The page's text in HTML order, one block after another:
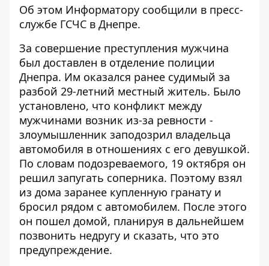
Об этом Информатору сообщили в пресс-
службе ГСЧС в Днепре.
За совершение преступления мужчина
был доставлен в отделение полиции
Днепра. Им оказался ранее судимый за
разбой 29-летний местный житель. Было
установлено, что конфликт между
мужчинами возник из-за ревности -
злоумышленник заподозрил владельца
автомобиля в отношениях с его девушкой.
По словам подозреваемого, 19 октября он
решил запугать соперника. Поэтому взял
из дома заранее купленную гранату и
бросил рядом с автомобилем. После этого
он пошел домой, планируя в дальнейшем
позвонить недругу и сказать, что это
предупреждение.